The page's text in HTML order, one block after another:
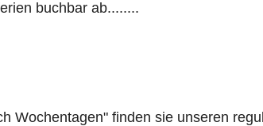
buchbar ab........
Wochentagen" finden sie unseren